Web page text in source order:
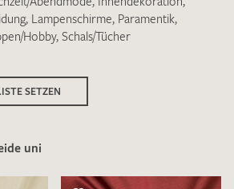
, Lampenschirme, Paramentik,
Hobby, Schals/Tücher
SETZEN
uni